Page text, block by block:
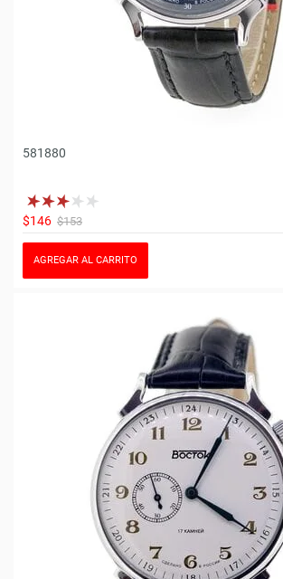
581880
$146 $153
AGREGAR AL CARRITO